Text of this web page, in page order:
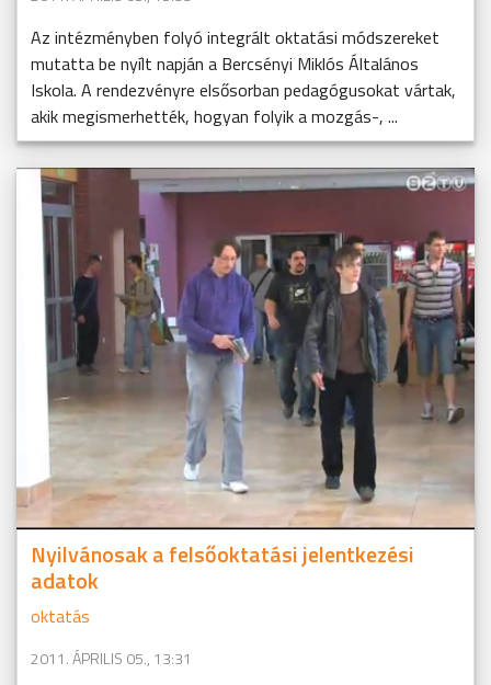
Az intézményben folyó integrált oktatási módszereket
mutatta be nyílt napján a Bercsényi Miklós Általános
Iskola. A rendezvényre elsősorban pedagógusokat vártak,
akik megismerhették, hogyan folyik a mozgás-, ...
Nyilvánosak a felsőoktatási jelentkezési
adatok
oktatás
2011. ÁPRILIS 05., 13:31